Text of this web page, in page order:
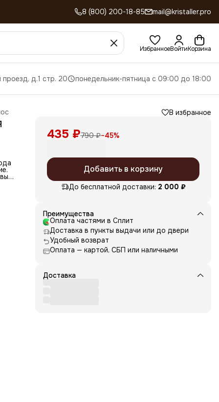
8 (800) 200-18-85 mail@kristaller.pro
ИзбранноеВойтиКорзина
проезд, д.1 стр. 20 понедельник-пятница с 09:00 до 18:00
В избранное
435 ₽790 ₽−45%
Добавить в корзину
До бесплатной доставки: 2 000 ₽
Преимущества
Оплата частями в Сплит
Доставка в пункты выдачи или до двери
Удобный возврат
Оплата — картой, СБП или наличными
Доставка